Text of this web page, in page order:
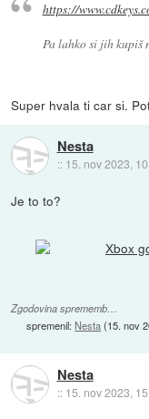
https://
Pa lahko si jih kupiš
Super hvala ti car si.
Nesta
:: 15. nov 2023,
Je to to?
Zgodovina sprememb…
spremenil:Nesta(15. nov
Nesta
:: 15. nov 2023,